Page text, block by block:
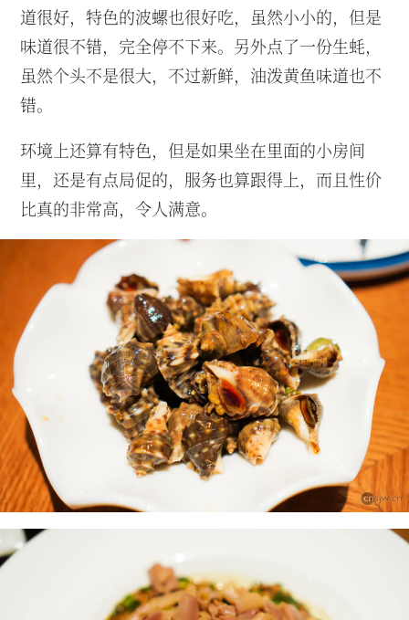
道很好，特色的波螺也很好吃，虽然小小的，但是
味道很不错，完全停不下来。另外点了一份生蚝，
虽然个头不是很大，不过新鲜，油泼黄鱼味道也不
错。
环境上还算有特色，但是如果坐在里面的小房间
里，还是有点局促的，服务也算跟得上，而且性价
比真的非常高，令人满意。